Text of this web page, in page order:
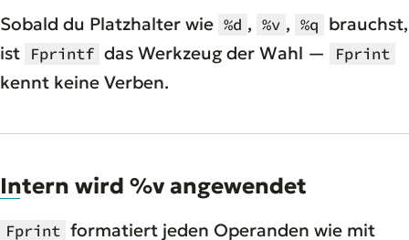
Sobald du Platzhalter wie %d , %v , %q brauchst,
ist Fprintf das Werkzeug der Wahl — Fprint
kennt keine Verben.
Intern wird %v angewendet
Fprint formatiert jeden Operanden wie mit